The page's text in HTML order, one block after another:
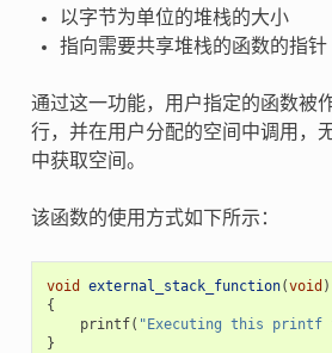
以字节为单位的堆栈的大小
指向需要共享堆栈的函数的指针
通过这一功能，用户指定的函数被
行，并在用户分配的空间中调用，
中获取空间。
该函数的使用方式如下所示：
void external_stack_function(void )
{
printf( "Executing this printf
}